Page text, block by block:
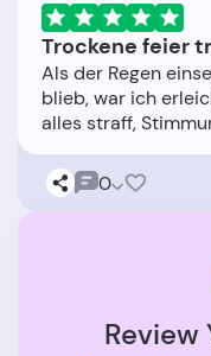
Trockene feier
Als der Regen
blieb, war ich
0
Review